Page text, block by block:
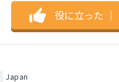
役に立った ｜
Japan